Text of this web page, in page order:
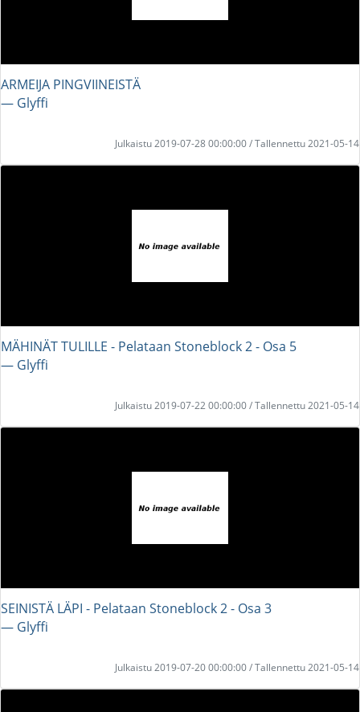
ARMEIJA PINGVIINEISTÄ
― Glyffi
Julkaistu 2019-07-28 00:00:00 / Tallennettu 2021-05-14
MÄHINÄT TULILLE - Pelataan Stoneblock 2 - Osa 5
― Glyffi
Julkaistu 2019-07-22 00:00:00 / Tallennettu 2021-05-14
SEINISTÄ LÄPI - Pelataan Stoneblock 2 - Osa 3
― Glyffi
Julkaistu 2019-07-20 00:00:00 / Tallennettu 2021-05-14